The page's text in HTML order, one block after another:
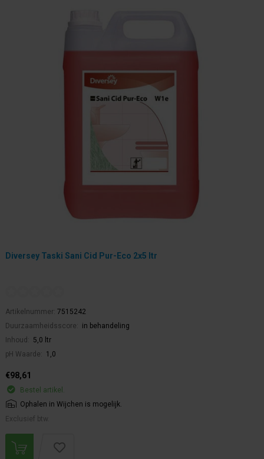
Diversey Taski Sani Cid Pur-Eco 2x5 ltr
Artikelnummer: 7515242
Duurzaamheidsscore:
in behandeling
Inhoud:
5,0 ltr
pH Waarde:
1,0
€98,61
Bestel artikel.
Ophalen in Wijchen is mogelijk.
Exclusief btw.